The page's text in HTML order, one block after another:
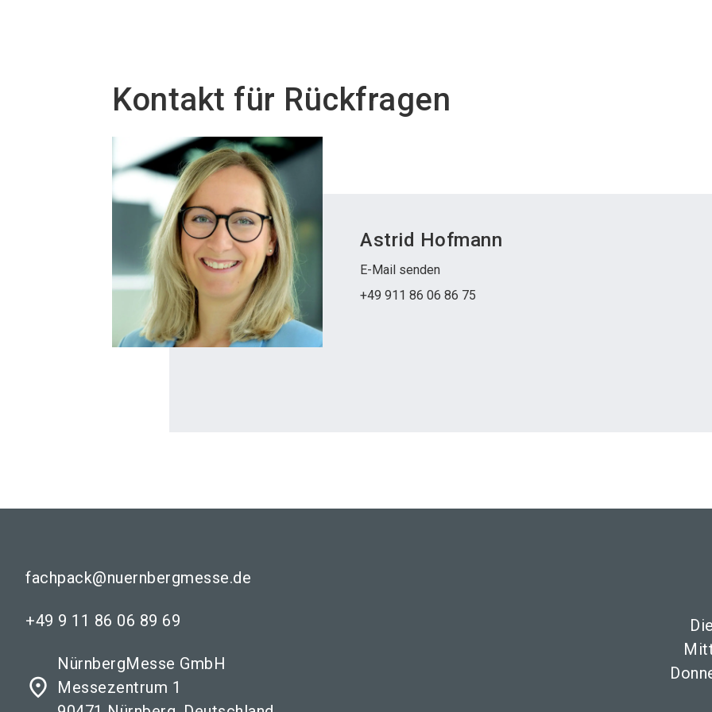
Kontakt für Rückfragen
Astrid Hofmann
E-Mail senden
+49 911 86 06 86 75
fachpack@nuernbergmesse.de
+49 9 11 86 06 89 69
place
NürnbergMesse GmbH
Messezentrum 1